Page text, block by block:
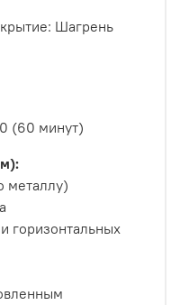
Шагрень
(60 минут)
металлу)
горизонтальных